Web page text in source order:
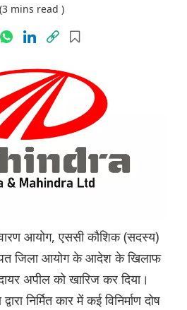
(3 mins read )
आयोग, एससी कौशिक (सदस्य)
जिला आयोग के आदेश के खिलाफ
दायर अपील को खारिज कर दिया।
निर्मित कार में कई विनिर्माण दोष